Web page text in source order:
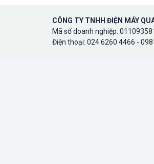
CÔNG TY TNHH ĐIỆN MÁY
Mã số doanh nghiệp:
Điện thoại: 024 6260 4466 -